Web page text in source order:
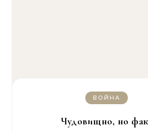
ВОЙНА
Чудовищно, но